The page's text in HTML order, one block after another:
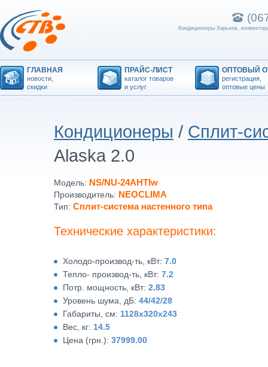
Кондиционеры Харьков,
ГЛАВНАЯ
новости,
скидки
ПРАЙС-ЛИСТ
каталог товаров
и услуг
ОПТОВЫЙ
регистрация,
оптовые цены
Кондиционеры / Сплит-
Alaska 2.0
Модель: NS/NU-24AHTIw
Производитель: NEOCLIMA
Тип: Сплит-система настенного типа
Технические характеристики:
Холодо-производ-ть, кВт: 7.0
Тепло- производ-ть, кВт: 7.2
Потр. мощность, кВт: 2.83
Уровень шума, дБ: 44/42/28
Габариты, см: 1128x320x243
Вес, кг: 14.5
Цена (грн.): 37999.00